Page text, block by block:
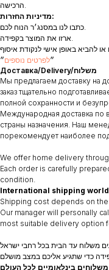
הרכישה.
מדיניות החזרות:
כתבו לנו במסנג׳ר הנוח לכם.
ארזו את המוצר בקפידה.
״לפרטים נוספים״
Доставка/Delivery/משלוח
Мы предлагаем доставку на
заказ тщательно
полной сохранности и
Международная доставка по
страны назначения. Наш
порекомендует наиболее
We offer home delivery
Each order is carefully
condition.
International shipping
Shipping cost depends on
Our manager will personally
most suitable delivery option
משלוחים בינלאומיים לכל העולם